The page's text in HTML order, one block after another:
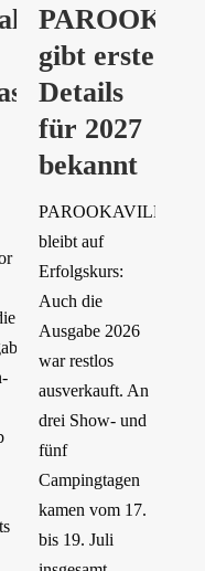
gibt erste
Details
für 2027
bekannt
PAROOKAVILLE
bleibt auf
Erfolgskurs:
Auch die
Ausgabe 2026
war restlos
ausverkauft. An
drei Show- und
fünf
Campingtagen
kamen vom 17.
bis 19. Juli